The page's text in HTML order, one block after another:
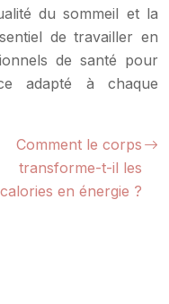
du sommeil et la
de travailler en
de santé pour
adapté à chaque
Comment le corps
transforme-t-il les
calories en énergie ?